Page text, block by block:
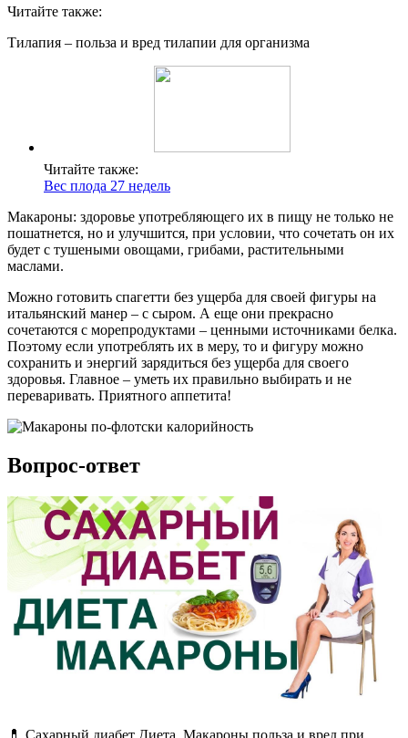
Читайте также:
Тилапия – польза и вред тилапии для организма
Читайте также:
Вес плода 27 недель
Макароны: здоровье употребляющего их в пищу не только не
пошатнется, но и улучшится, при условии, что сочетать он их
будет с тушеными овощами, грибами, растительными
маслами.
Можно готовить спагетти без ущерба для своей фигуры на
итальянский манер – с сыром. А еще они прекрасно
сочетаются с морепродуктами – ценными источниками белка.
Поэтому если употреблять их в меру, то и фигуру можно
сохранить и энергий зарядиться без ущерба для своего
здоровья. Главное – уметь их правильно выбирать и не
переваривать. Приятного аппетита!
Вопрос-ответ
💊 Сахарный диабет Диета. Макароны польза и вред при